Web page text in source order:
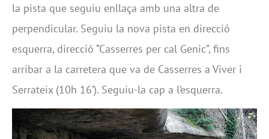
la pista que seguiu enllaça amb una altra de
perpendicular. Seguiu la nova pista en direcció
esquerra, direcció “Casserres per cal Genic”, fins
arribar a la carretera que va de Casserres a Viver i
Serrateix (10h 16’). Seguiu-la cap a l’esquerra.